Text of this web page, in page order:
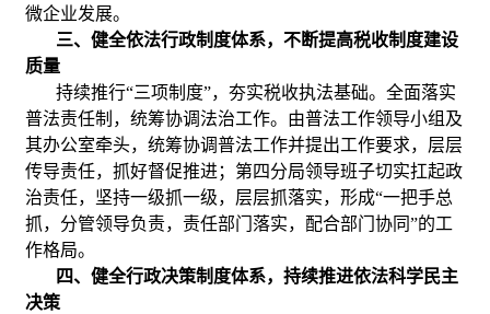
微企业发展。
三、健全依法行政制度体系，不断提高税收制度建设
质量
持续推行“三项制度”，夯实税收执法基础。全面落实
普法责任制，统筹协调法治工作。由普法工作领导小组及
其办公室牵头，统筹协调普法工作并提出工作要求，层层
传导责任，抓好督促推进；第四分局领导班子切实扛起政
治责任，坚持一级抓一级，层层抓落实，形成“一把手总
抓，分管领导负责，责任部门落实，配合部门协同”的工
作格局。
四、健全行政决策制度体系，持续推进依法科学民主
决策